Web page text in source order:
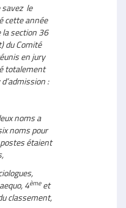
savez le
cette année
la section 36
du Comité
en jury
totalement
:
noms a
noms pour
étaient
4èmeet
classement,